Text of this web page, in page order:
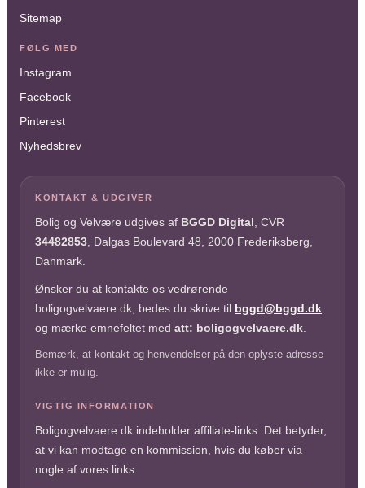
Sitemap
FØLG MED
Instagram
Facebook
Pinterest
Nyhedsbrev
KONTAKT & UDGIVER
Bolig og Velvære udgives af BGGD Digital , CVR
34482853 , Dalgas Boulevard 48, 2000 Frederiksberg,
Danmark.
Ønsker du at kontakte os vedrørende
boligogvelvaere.dk, bedes du skrive til bggd@bggd.dk
og mærke emnefeltet med att: boligogvelvaere.dk
Bemærk, at kontakt og henvendelser på den oplyste adresse
ikke er mulig.
VIGTIG INFORMATION
Boligogvelvaere.dk indeholder affiliate-links. Det betyder,
at vi kan modtage en kommission, hvis du køber via
nogle af vores links.